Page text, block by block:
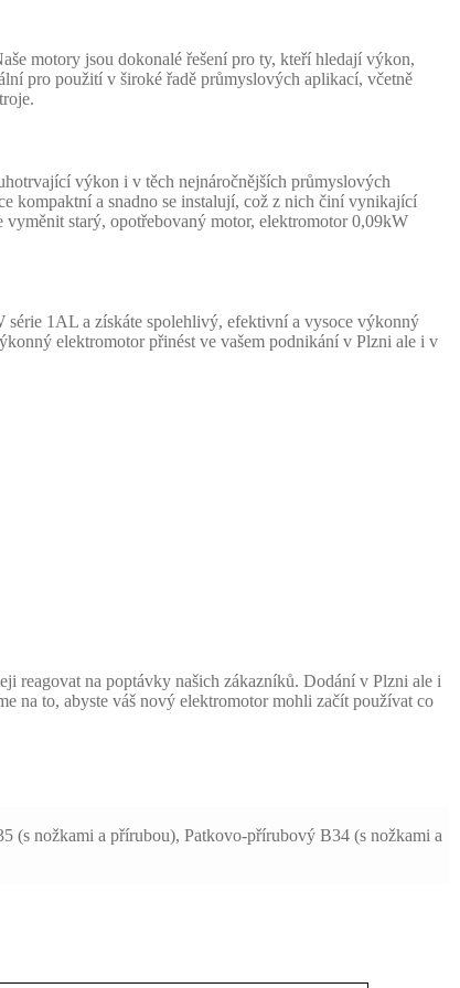
motory jsou dokonalé řešení pro ty, kteří hledají výkon,
pro použití v široké řadě průmyslových aplikací, včetně
výkon i v těch nejnáročnějších průmyslových
kompaktní a snadno se instalují, což z nich činí vynikající
starý, opotřebovaný motor, elektromotor 0,09kW
série 1AL a získáte spolehlivý, efektivní a vysoce výkonný
elektromotor přinést ve vašem podnikání v Plzni ale i v
reagovat na poptávky našich zákazníků. Dodání v Plzni ale i
na to, abyste váš nový elektromotor mohli začít používat co
(s nožkami a přírubou), Patkovo-přírubový B34 (s nožkami a